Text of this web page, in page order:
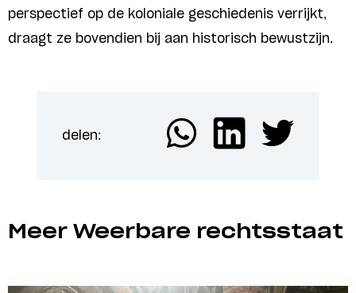
perspectief op de koloniale geschiedenis verrijkt,
draagt ze bovendien bij aan historisch bewustzijn.
delen:
Meer Weerbare rechtsstaat